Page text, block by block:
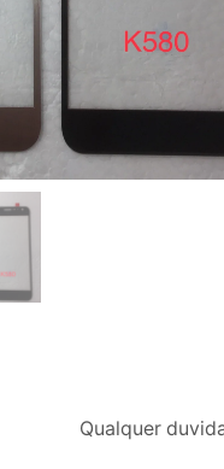
Qualquer